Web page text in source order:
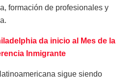
formación de profesionales y
da inicio al Mes de la
Inmigrante
sigue siendo